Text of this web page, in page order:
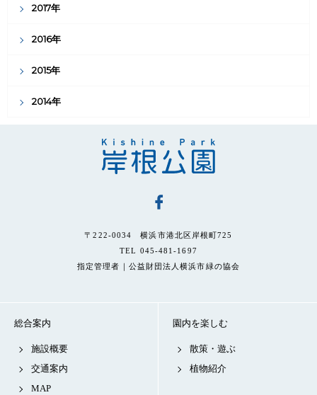
2017年
2016年
2015年
2014年
〒222-0034 横浜市港北区岸根町725
TEL 045-481-1697
指定管理者｜公益財団法人横浜市緑の協会
総合案内
施設概要
交通案内
MAP
園内を楽しむ
散策・遊ぶ
植物紹介